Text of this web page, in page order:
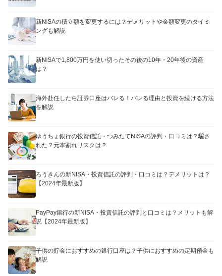
新NISAの積立額を変更するには？デメリットや金額変更のタイミ
ングも解説
新NISAで1,800万円を使い切ったその後の10年・20年後の資産
は？
海外赴任したら証券口座はバレる！バレる理由と投資を続ける方法
を解説
ゆうちょ銀行の投資信託・つみたてNISAの評判・口コミは？騙さ
れた？元本割れリスクは？
ろうきんの新NISA・投資信託の評判・口コミは？デメリットは？
【2024年最新版】
PayPay銀行の新NISA・投資信託の評判と口コミは？メリットも解
説【2024年最新版】
子供の貯金におすすめの銀行口座は？子供におすすめの定期預金も
解説